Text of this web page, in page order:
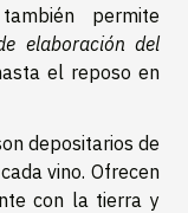
permite
elaboración del
el reposo en
depositarios de
vino. Ofrecen
con la tierra y